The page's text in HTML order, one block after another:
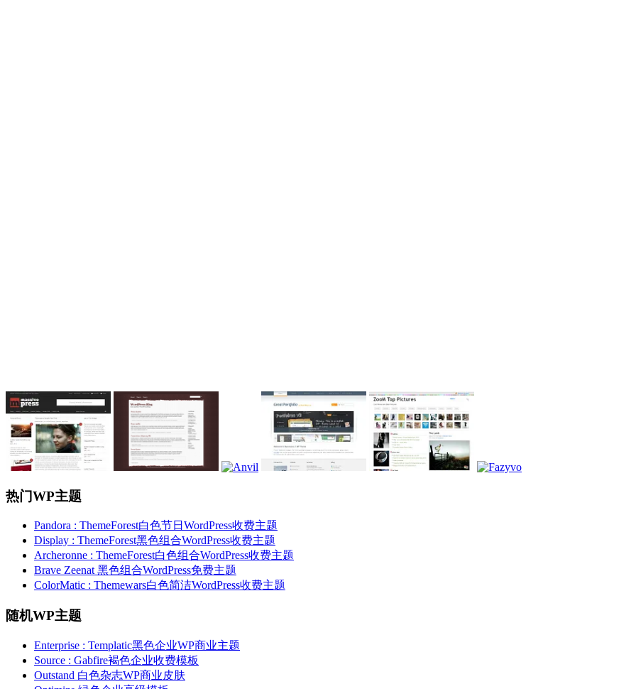
热门WP主题
Pandora : ThemeForest白色节日WordPress收费主题
Display : ThemeForest黑色组合WordPress收费主题
Archeronne : ThemeForest白色组合WordPress收费主题
Brave Zeenat 黑色组合WordPress免费主题
ColorMatic : Themewars白色简洁WordPress收费主题
随机WP主题
Enterprise : Templatic黑色企业WP商业主题
Source : Gabfire褐色企业收费模板
Outstand 白色杂志WP商业皮肤